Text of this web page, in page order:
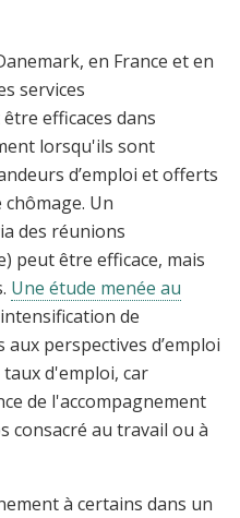
en France et en
services
efficaces dans
lorsqu'ils sont
d’emploi et offerts
Un
des réunions
peut être efficace, mais
Une étude menée au
de
aux perspectives d’emploi
d'emploi, car
de l'accompagnement
consacré au travail ou à
à certains dans un